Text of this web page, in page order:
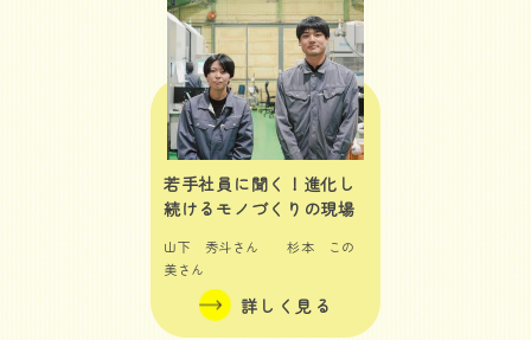
若手社員に聞く！進化し
続けるモノづくりの現場
山下 秀斗さん 杉本 この
美さん
詳しく見る